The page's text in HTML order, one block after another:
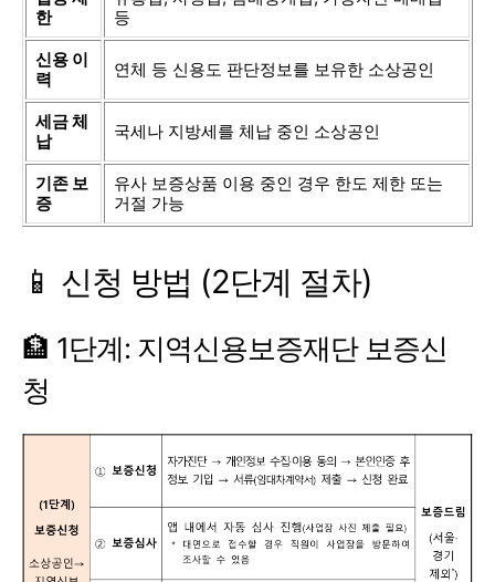
한
등
신용 이
력
연체 등 신용도 판단정보를 보유한 소상공인
세금 체
납
국세나 지방세를 체납 중인 소상공인
기존 보
증
유사 보증상품 이용 중인 경우 한도 제한 또는
거절 가능
📱 신청 방법 (2단계 절차)
🏦 1단계: 지역신용보증재단 보증신
청